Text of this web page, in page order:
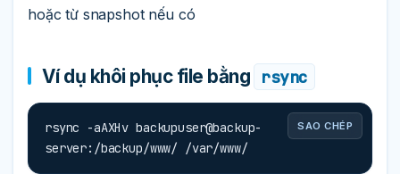
hoặc từ snapshot nếu có
Ví dụ khôi phục file bằng rsync
SAO CHÉP
rsync -aAXHv backupuser@backup-
server:/backup/www/ /var/www/